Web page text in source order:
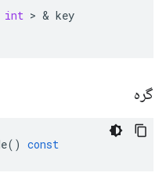
int > & key
گره
() const